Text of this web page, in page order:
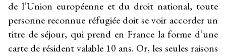
de l’Union européenne et du droit national, toute
personne reconnue réfugiée doit se voir accorder un
titre de séjour, qui prend en France la forme d’une
carte de résident valable 10 ans. Or, les seules raisons